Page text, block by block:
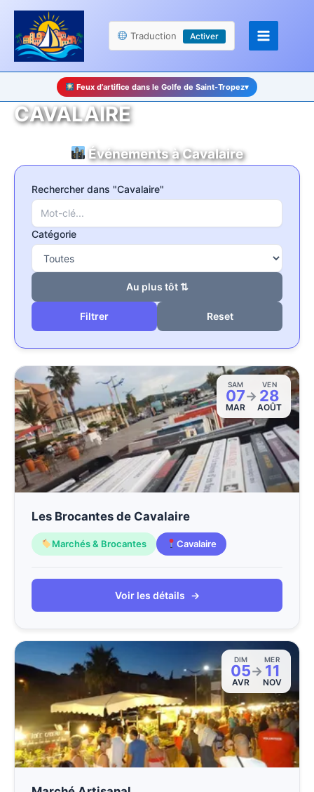
Panneau de gestion des cookies
Aller
contenu
Traduction Activer
Feux d’artifice dans le Golfe de Saint-Tropez▾
CAVALAIRE
Événements à Cavalaire
Rechercher dans "Cavalaire"
Catégorie
Au plus tôt ⇅
Reset
SAM
07
MAR
→
VEN
28
AOÛT
Les Brocantes de Cavalaire
Marchés & Brocantes Cavalaire
Voir les détails →
DIM
05
AVR
→
MER
11
NOV